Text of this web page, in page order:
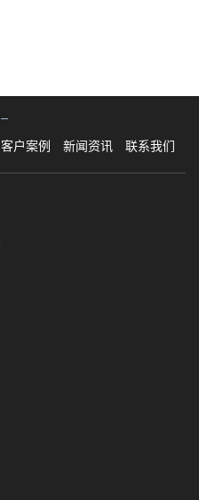
客户案例 新闻资讯 联系我们